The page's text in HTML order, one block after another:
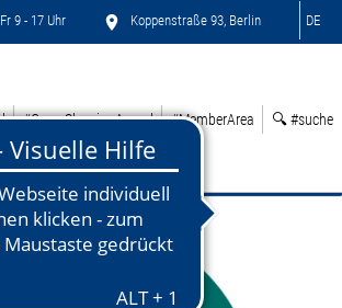
9 - 17 Uhr Koppenstraße 93, Berlin DE
#GreenSleepingAward #MemberArea 🔍 #suche